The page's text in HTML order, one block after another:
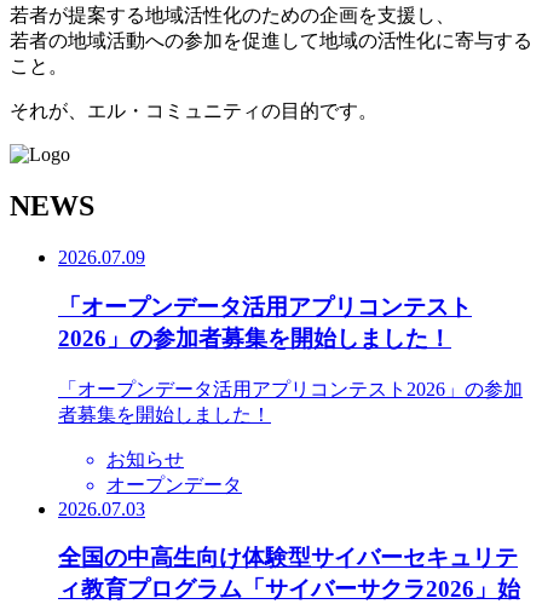
若者が提案する地域活性化のための企画を支援し、
若者の地域活動への参加を促進して地域の活性化に寄与する
こと。
それが、エル・コミュニティの目的です。
NEWS
2026.07.09
「オープンデータ活用アプリコンテスト
2026」の参加者募集を開始しました！
「オープンデータ活用アプリコンテスト2026」の参加
者募集を開始しました！
お知らせ
オープンデータ
2026.07.03
全国の中高生向け体験型サイバーセキュリテ
ィ教育プログラム「サイバーサクラ2026」始